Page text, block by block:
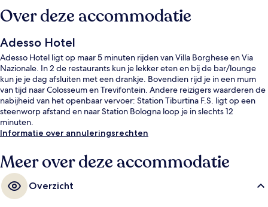
Over deze accommodatie
Adesso Hotel
Adesso Hotel ligt op maar 5 minuten rijden van Villa Borghese en Via
Nazionale. In 2 de restaurants kun je lekker eten en bij de bar/lounge
kun je je dag afsluiten met een drankje. Bovendien rijd je in een mum
van tijd naar Colosseum en Trevifontein. Andere reizigers waarderen de
nabijheid van het openbaar vervoer: Station Tiburtina F.S. ligt op een
steenworp afstand en naar Station Bologna loop je in slechts 12
minuten.
Informatie over annuleringsrechten
Meer over deze accommodatie
Overzicht